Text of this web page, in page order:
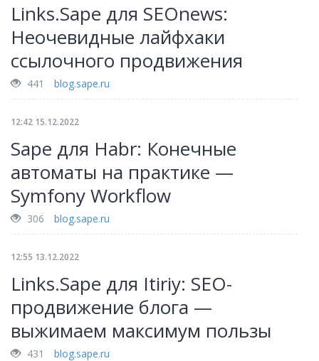
Links.Sape для SEOnews:
Неочевидные лайфхаки
ссылочного продвижения
441 blog.sape.ru
12:42 15.12.2022
Sape для Habr: Конечные
автоматы на практике —
Symfony Workflow
306 blog.sape.ru
12:55 13.12.2022
Links.Sape для Itiriy: SEO-
продвижение блога —
выжимаем максимум пользы
431 blog.sape.ru